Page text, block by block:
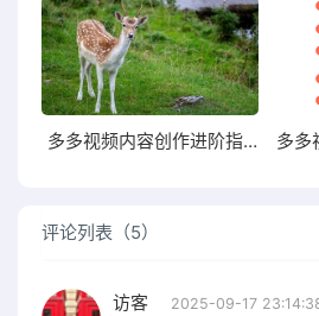
多多视频内容创作进阶指南
评论列表（5）
访客 2025-09-17